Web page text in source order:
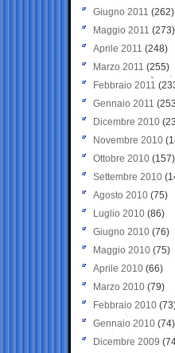
Giugno 2011 (262)
Maggio 2011 (273)
Aprile 2011 (248)
Marzo 2011 (255)
Febbraio 2011
Gennaio 2011
Dicembre 2010
Novembre 2010
Ottobre 2010 (157)
Settembre 2010
Agosto 2010 (75)
Luglio 2010 (86)
Giugno 2010 (76)
Maggio 2010 (75)
Aprile 2010 (66)
Marzo 2010 (79)
Febbraio 2010
Gennaio 2010 (74)
Dicembre 2009